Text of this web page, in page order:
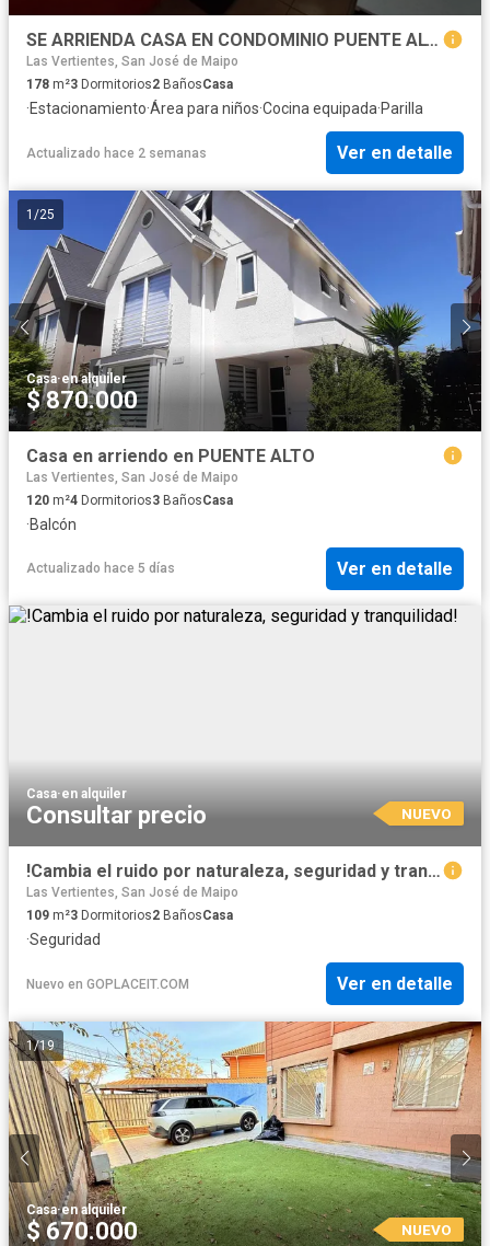
SE ARRIENDA CASA EN CONDOMINIO PUENTE ALTO 3D 2B Y E
Las Vertientes, San José de Maipo
178 m²3 Dormitorios2 BañosCasa
·Estacionamiento·Área para niños·Cocina equipada·Parilla
Actualizado hace 2 semanas Ver en detalle
1 /25
Casa·en alquiler
$ 870.000
Casa en arriendo en PUENTE ALTO
Las Vertientes, San José de Maipo
120 m²4 Dormitorios3 BañosCasa
·Balcón
Actualizado hace 5 días Ver en detalle
Casa·en alquiler
Consultar precio NUEVO
!Cambia el ruido por naturaleza, seguridad y tranquilidad!
Las Vertientes, San José de Maipo
109 m²3 Dormitorios2 BañosCasa
·Seguridad
Nuevo en GOPLACEIT.COM Ver en detalle
1/19
Casa·en alquiler
$ 670.000 NUEVO